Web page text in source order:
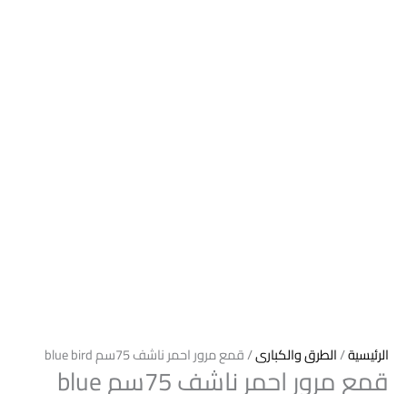
الرئيسية/الطرق والكبارى/ قمع مرور احمر ناشف 75سم blue bird
قمع مرور احمر ناشف 75سم blue